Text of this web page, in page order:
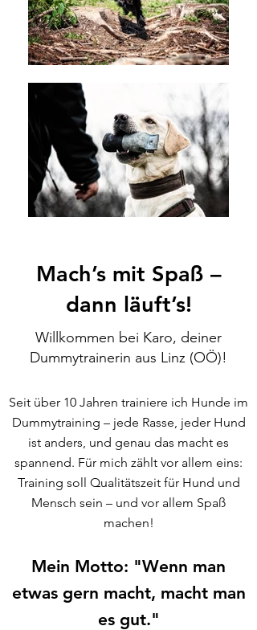
Mach’s mit Spaß –
dann läuft’s!
Willkommen bei Karo, deiner
Dummytrainerin aus Linz (OÖ)!
Seit über 10 Jahren trainiere ich Hunde im
Dummytraining – jede Rasse, jeder Hund
ist anders, und genau das macht es
spannend. Für mich zählt vor allem eins:
Training soll Qualitätszeit für Hund und
Mensch sein – und vor allem Spaß
machen!
Mein Motto: "Wenn man
etwas gern macht, macht man
es gut."